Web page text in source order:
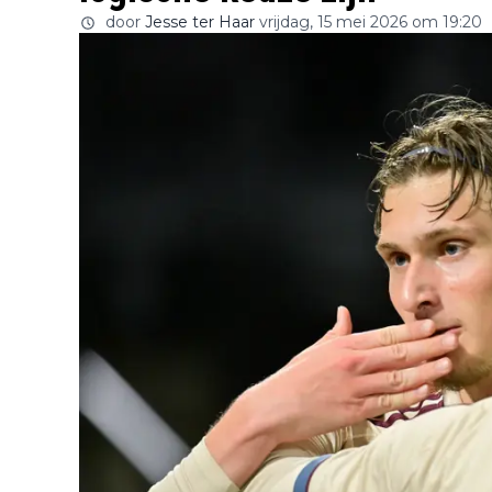
door Jesse ter Haar vrijdag, 15 mei 2026 om 19:20